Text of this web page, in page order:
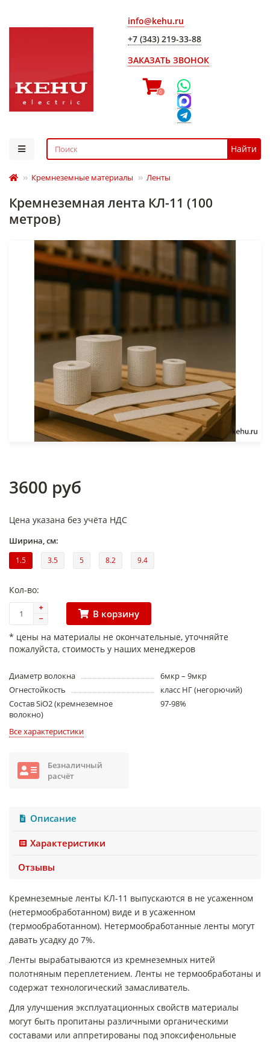
info@kehu.ru
+7 (343) 219-33-88
ЗАКАЗАТЬ ЗВОНОК
0
Найти
Кремнеземные материалы Ленты
Кремнеземная лента КЛ-11 (100
метров)
3600 руб
Цена указана без учёта НДС
Ширина, см:
1.5 3.5 5 8.2 9.4
Кол-во:
В корзину
* цены на материалы не окончательные, уточняйте
пожалуйста, стоимость у наших менеджеров
Диаметр волокна
6мкр – 9мкр
Огнестойкость
класс НГ (негорючий)
Состав SiO2 (кремнеземное
волокно)
97-98%
Все характеристики
Безналичный
расчёт
Описание
Характеристики
Отзывы
Кремнеземные ленты КЛ-11 выпускаются в не усаженном
(нетермообработанном) виде и в усаженном
(термообработанном). Нетермообработанные ленты могут
давать усадку до 7%.
Ленты вырабатываются из кремнеземных нитей
полотняным переплетением. Ленты не термообработаны и
содержат технологический замасливатель.
Для улучшения эксплуатационных свойств материалы
могут быть пропитаны различными органическими
составами или аппретированы под эпоксифенольные